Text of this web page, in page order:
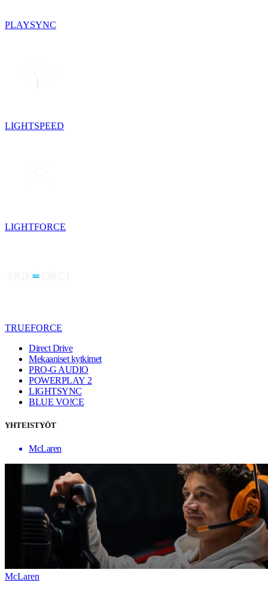
PLAYSYNC
LIGHTSPEED
LIGHTFORCE
TRUEFORCE
Direct Drive
Mekaaniset kytkimet
PRO-G AUDIO
POWERPLAY 2
LIGHTSYNC
BLUE VO!CE
YHTEISTYÖT
McLaren
McLaren